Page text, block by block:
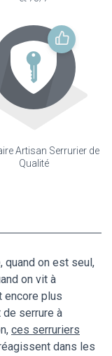
Artisan Serrurier de
Qualité
quand on est seul,
on vit à
encore plus
de serrure à
ces serruriers
dans les